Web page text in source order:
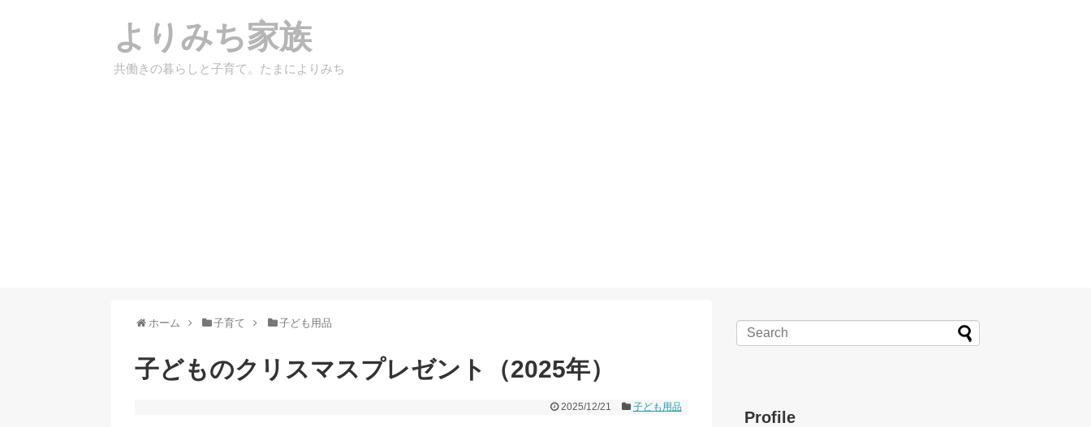
よりみち家族
共働きの暮らしと子育て。たまによりみち
ホーム 子育て 子ども用品
子どものクリスマスプレゼント（2025年）
2025/12/21 子ども用品
Profile